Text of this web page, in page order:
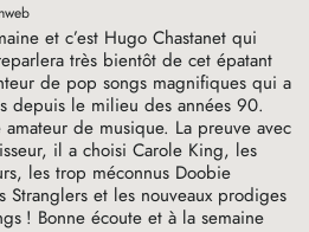
et c’est Hugo Chastanet qui
très bientôt de cet épatant
de pop songs magnifiques qui a
depuis le milieu des années 90.
de musique. La preuve avec
il a choisi Carole King, les
les trop méconnus Doobie
Stranglers et les nouveaux prodiges
! Bonne écoute et à la semaine